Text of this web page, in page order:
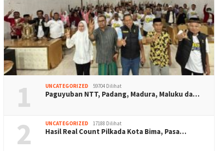
1 UNCATEGORIZED 59704 Dilihat
Paguyuban NTT, Padang, Madura, Maluku da…
2 UNCATEGORIZED 17188 Dilihat
Hasil Real Count Pilkada Kota Bima, Pasa…